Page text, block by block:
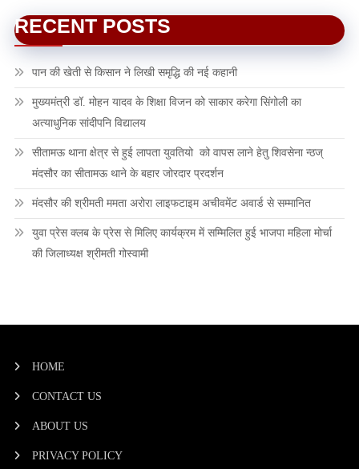
RECENT POSTS
पान की खेती से किसान ने लिखी समृद्धि की नई कहानी
मुख्यमंत्री डॉ. मोहन यादव के शिक्षा विजन को साकार करेगा सिंगोली का
अत्याधुनिक सांदीपनि विद्यालय
सीतामऊ थाना क्षेत्र से हुई लापता युवतियो को वापस लाने हेतु शिवसेना न्ठज्
मंदसौर का सीतामऊ थाने के बहार जोरदार प्रदर्शन
मंदसौर की श्रीमती ममता अरोरा लाइफटाइम अचीवमेंट अवार्ड से सम्मानित
युवा प्रेस क्लब के प्रेस से मिलिए कार्यक्रम में सम्मिलित हुई भाजपा महिला मोर्चा
की जिलाध्यक्ष श्रीमती गोस्वामी
HOME
CONTACT US
ABOUT US
PRIVACY POLICY